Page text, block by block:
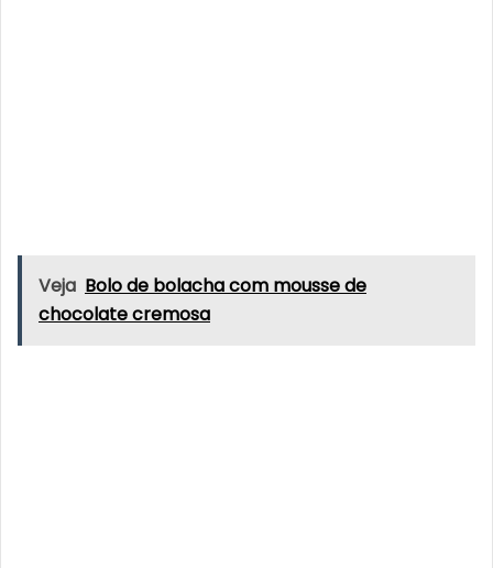
Veja Bolo de bolacha com mousse de
chocolate cremosa